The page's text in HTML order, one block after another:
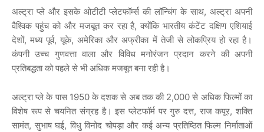
अल्ट्रा प्ले और इसके ओटीटी प्लेटफॉर्म्स की लॉन्चिंग के साथ, अल्ट्रा अपनी
वैश्विक पहुंच को और मजबूत कर रहा है,क्योंकि भारतीय कंटेंट दक्षिण एशियाई
देशों,मध्य पूर्व,यूके,अमेरिका और अफ्रीका में तेजी से लोकप्रिय हो रहा है।
कंपनी उच्च गुणवत्ता वाला और विविध मनोरंजन प्रदान करने की अपनी
प्रतिबद्धता को पहले से भी अधिक मजबूत बना रही है।
अल्ट्रा प्ले के पास1950के दशक से अब तक की2,000से अधिक फिल्मों का
विशेष रूप से चयनित संग्रह है। इस प्लेटफॉर्म पर गुरु दत्त, राज कपूर,शक्ति
सामंत, सुभाष घई, विधु विनोद चोपड़ा और कई अन्य प्रतिष्ठित फिल्म निर्माताओं